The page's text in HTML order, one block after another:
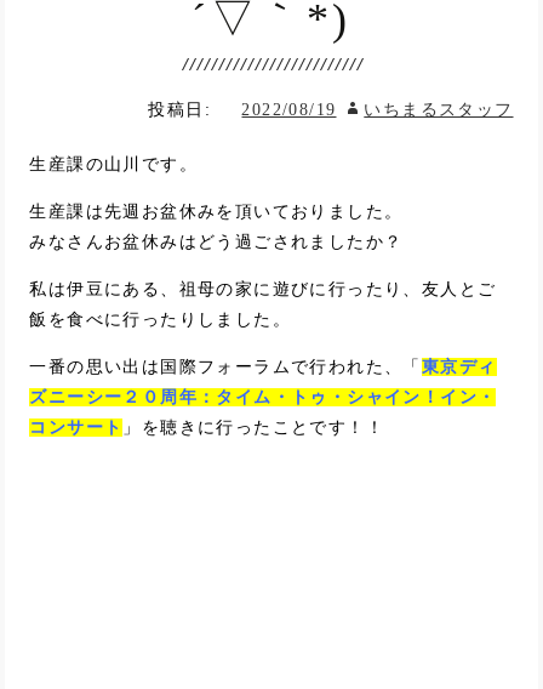
´▽｀*)
投稿日: 2022/08/19 いちまるスタッフ
生産課の山川です。
生産課は先週お盆休みを頂いておりました。
みなさんお盆休みはどう過ごされましたか？
私は伊豆にある、祖母の家に遊びに行ったり、友人とご
飯を食べに行ったりしました。
一番の思い出は国際フォーラムで行われた、「 東京ディ
ズニーシー２０周年：タイム・トゥ・シャイン！イン・
コンサート 」を聴きに行ったことです！！